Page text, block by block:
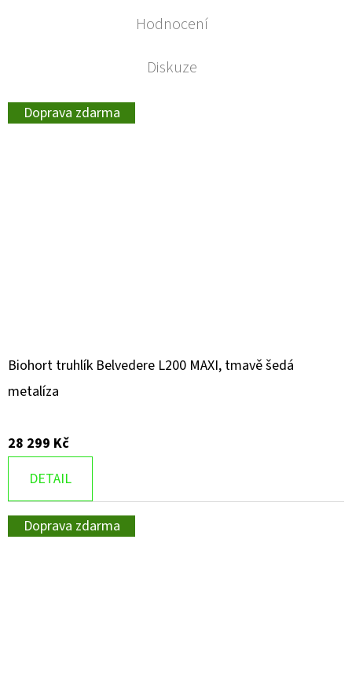
Hodnocení
Diskuze
Doprava zdarma
Biohort truhlík Belvedere L200 MAXI, tmavě šedá
metalíza
28 299 Kč
DETAIL
Doprava zdarma